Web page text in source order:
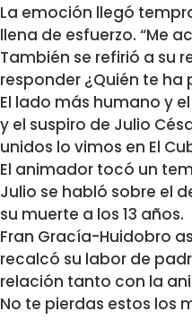
La emoción llegó
llena de esfuerzo. “Me
También se refirió a su
responder ¿Quién te ha
El lado más humano y
y el suspiro de Julio
unidos lo vimos en El
El animador tocó un
Julio se habló sobre el
su muerte a los 13 años.
Fran Gracía-Huidobro
recalcó su labor de
relación tanto con la
No te pierdas estos los